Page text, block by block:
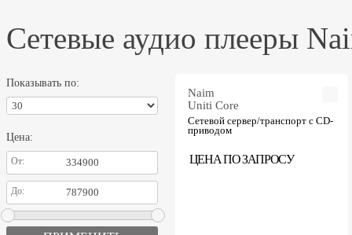
Сетевые аудио плееры
Показывать по:
Цена:
От:
До:
Naim
Uniti Core
Сетевой сервер/транспорт с CD-
приводом
ЦЕНА ПО ЗАПРОСУ